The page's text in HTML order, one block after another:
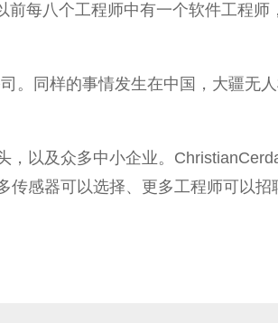
每八个工程师中有一个软件工程师
。同样的事情发生在中国，大疆无
以及众多中小企业。
感器可以选择、更多工程师可以